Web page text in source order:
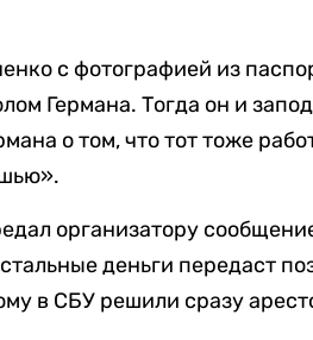
с фотографией из
Германа. Тогда он и
о том, что тот тоже
организатору
деньги передаст
в СБУ решили сразу